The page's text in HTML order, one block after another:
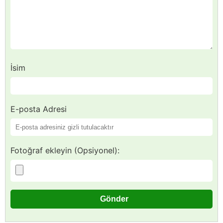
İsim
E-posta Adresi
Fotoğraf ekleyin (Opsiyonel):